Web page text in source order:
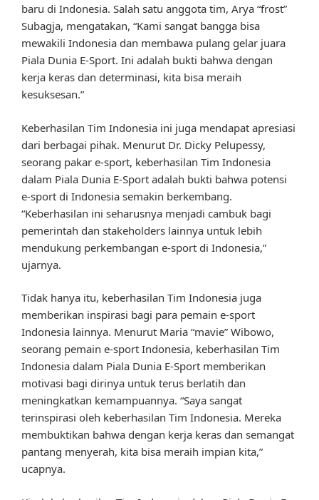
baru di Indonesia. Salah satu anggota tim, Arya “frost”
Subagja, mengatakan, “Kami sangat bangga bisa
mewakili Indonesia dan membawa pulang gelar juara
Piala Dunia E-Sport. Ini adalah bukti bahwa dengan
kerja keras dan determinasi, kita bisa meraih
kesuksesan.”
Keberhasilan Tim Indonesia ini juga mendapat apresiasi
dari berbagai pihak. Menurut Dr. Dicky Pelupessy,
seorang pakar e-sport, keberhasilan Tim Indonesia
dalam Piala Dunia E-Sport adalah bukti bahwa potensi
e-sport di Indonesia semakin berkembang.
“Keberhasilan ini seharusnya menjadi cambuk bagi
pemerintah dan stakeholders lainnya untuk lebih
mendukung perkembangan e-sport di Indonesia,”
ujarnya.
Tidak hanya itu, keberhasilan Tim Indonesia juga
memberikan inspirasi bagi para pemain e-sport
Indonesia lainnya. Menurut Maria “mavie” Wibowo,
seorang pemain e-sport Indonesia, keberhasilan Tim
Indonesia dalam Piala Dunia E-Sport memberikan
motivasi bagi dirinya untuk terus berlatih dan
meningkatkan kemampuannya. “Saya sangat
terinspirasi oleh keberhasilan Tim Indonesia. Mereka
membuktikan bahwa dengan kerja keras dan semangat
pantang menyerah, kita bisa meraih impian kita,”
ucapnya.